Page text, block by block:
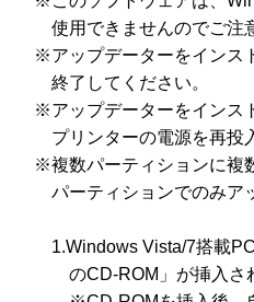
使用できませんのでご注意
※アップデーターをインス
終了してください。
※アップデーターをインス
プリンターの電源を再投入
※複数パーティションに複
パーティションでのみアッ
1.Windows Vista/7搭載PC
のCD-ROM」が挿入され